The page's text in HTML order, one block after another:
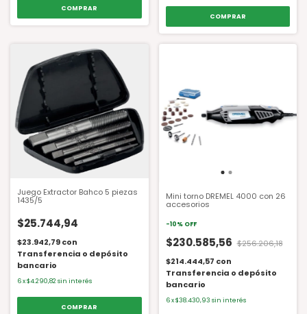
Juego Extractor Bahco 5 piezas
1435/5
$25.744,94
$23.942,79con
Transferencia o depósito
bancario
6x$4.290,82 sin interés
Mini torno DREMEL 4000 con 26
accesorios
-10% OFF
$230.585,56 $256.206,18
$214.444,57 con
Transferencia o depósito
bancario
6 x$38.430,93 sin interés